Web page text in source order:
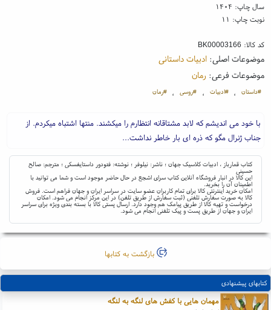
سال چاپ: ۱۴۰۴
نوبت چاپ: ۱۱
کد کالا: BK00003166
موضوعات اصلی:ادبیات داستانی
موضوعات فرعی: رمان
#داستان ، #ادبیات ، #روسی ، #رمان
با خود می اندیشم که لابد مشتاقانه انتظارم را میکشند. منتها اشتباه میکردم. از
جناب ژنرال مگو که ذره ای بار خاطر نداشت...
کتاب قمارباز ، ادبیات کلاسیک جهان ؛ ناشر: نیلوفر ؛ نوشته: فئودور داستایفسکی ؛ مترجم: صالح
حسینی
این کالا در انبار فروشگاه آنلاین کتاب سرای اشجع در حال حاضر موجود است و شما می توانید با
اطمینان آن را بخرید.
امکان خرید اینترنتی کالا برای تمام کاربران عضو سایت در سراسر ایران و جهان فراهم است. فروش
کالا به صورت سفارش تلفنی (ثبت سفارش از طریق تلفن) در این مرکز انجام می شود. امکان
درخواست و تهیه کالا از طریق پیامک هم وجود دارد. ارسال پستی کالا با بسته بندی ویژه برای سراسر
ایران و جهان از طریق پست و پیک تلفنی انجام می شود.
بازگشت به کتابها
کتابهای پیشنهادی
مهمان هایی با کفش های لنگه به لنگه